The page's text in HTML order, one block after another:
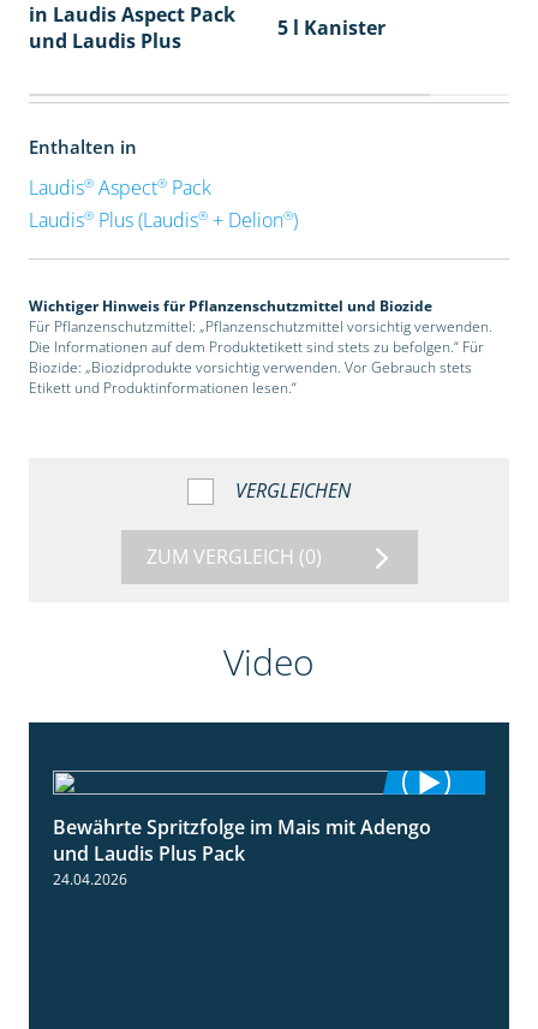
in Laudis Aspect Pack
und Laudis Plus
5 l Kanister
Enthalten in
Laudis®Aspect®Pack
Laudis®Plus (Laudis®+ Delion®)
Wichtiger Hinweis für Pflanzenschutzmittel und Biozide
Für Pflanzenschutzmittel: „Pflanzenschutzmittel vorsichtig verwenden.
Die Informationen auf dem Produktetikett sind stets zu befolgen.“ Für
Biozide: „Biozidprodukte vorsichtig verwenden. Vor Gebrauch stets
Etikett und Produktinformationen lesen.“
VERGLEICHEN
ZUM VERGLEICH (0)
Video
1:22
Bewährte Spritzfolge im Mais mit Adengo
und Laudis Plus Pack
24.04.2026